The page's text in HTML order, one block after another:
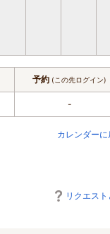
予約 (この先ログイン)
-
カレンダーに
リクエス